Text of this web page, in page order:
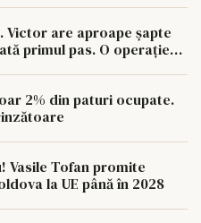
Victor are aproape șapte
primul pas. O operație
2% din paturi ocupate.
Vasile Tofan promite
la UE până în 2028